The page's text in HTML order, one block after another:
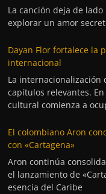
La canción deja de
explorar un amor
Dayan Flor fortalece la
internacional
La internacionalización
capítulos relevantes.
cultural comienza a
El colombiano Aron
con «Cartagena»
Aron continúa
el lanzamiento de
esencia del Caribe